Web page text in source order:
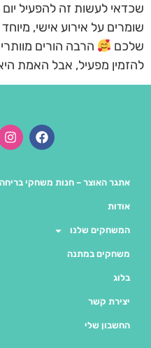
שכדאי לעשות זה להפעיל
שומרים על אירוע אישי,
שלכם
הרבה הורים
להזמין מפעיל, אבל האמת
אתגר האוצר – חנות משחקי בריחה
אודות
המשחקים שלנו
משחקים במתנה
בלוג
יצירת קשר
החשבון שלי